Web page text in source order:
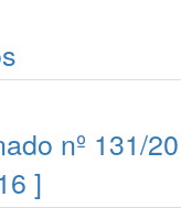
nº 131/
]